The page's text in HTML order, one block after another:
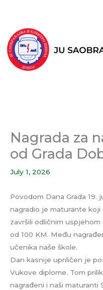
content
Nagrada za
od Grada
July 1, 2026
Povodom Dana Grada 19.
nagradio je maturante
završili odličnim
od 100 KM. Među
učenika naše škole.
Dan kasnije upriličen je
Vukove diplome. Tom
nagrađeni i naši maturanti